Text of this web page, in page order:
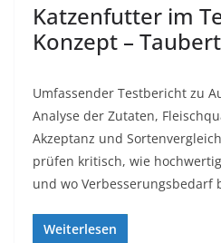
Katzenfutter im
Konzept –
Umfassender Testbericht zu
Analyse der Zutaten,
Akzeptanz und
prüfen kritisch, wie
und wo Verbesserungsbedarf
Weiterlesen